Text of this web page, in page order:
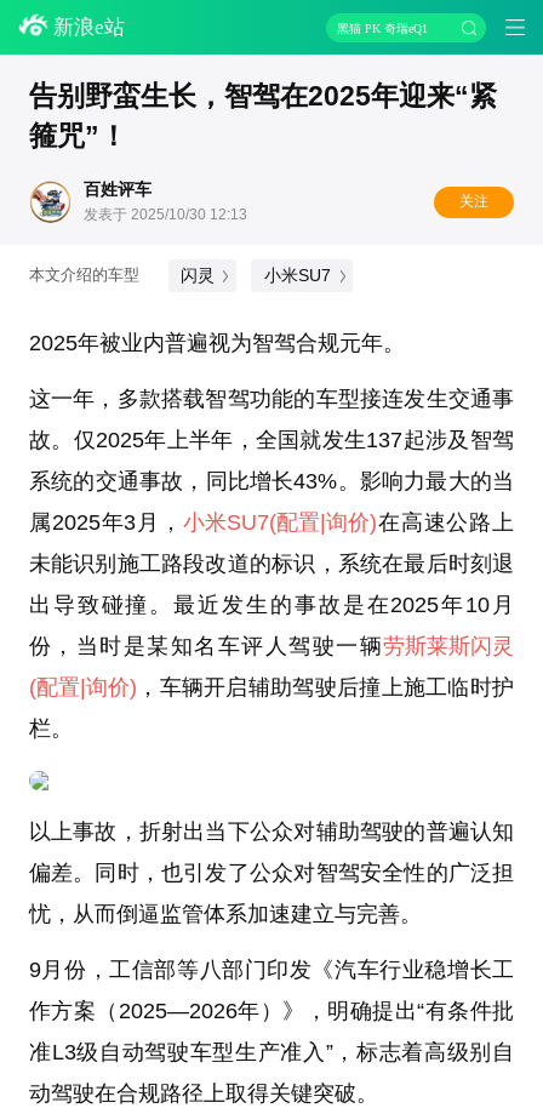
新浪e站 黑猫 PK 奇瑞eQ1
告别野蛮生长，智驾在2025年迎来“紧
箍咒”！
百姓评车
发表于 2025/10/30 12:13
关注
本文介绍的车型 闪灵 小米SU7
2025年被业内普遍视为智驾合规元年。
这一年，多款搭载智驾功能的车型接连发生交通事
故。仅2025年上半年，全国就发生137起涉及智驾
系统的交通事故，同比增长43%。影响力最大的当
属2025年3月， 小米SU7(配置|询价)在高速公路上
未能识别施工路段改道的标识，系统在最后时刻退
出导致碰撞。最近发生的事故是在2025年10月
份，当时是某知名车评人驾驶一辆劳斯莱斯闪灵
(配置|询价) ，车辆开启辅助驾驶后撞上施工临时护
栏。
以上事故，折射出当下公众对辅助驾驶的普遍认知
偏差。同时，也引发了公众对智驾安全性的广泛担
忧，从而倒逼监管体系加速建立与完善。
9月份，工信部等八部门印发《汽车行业稳增长工
作方案（2025—2026年）》，明确提出“有条件批
准L3级自动驾驶车型生产准入”，标志着高级别自
动驾驶在合规路径上取得关键突破。